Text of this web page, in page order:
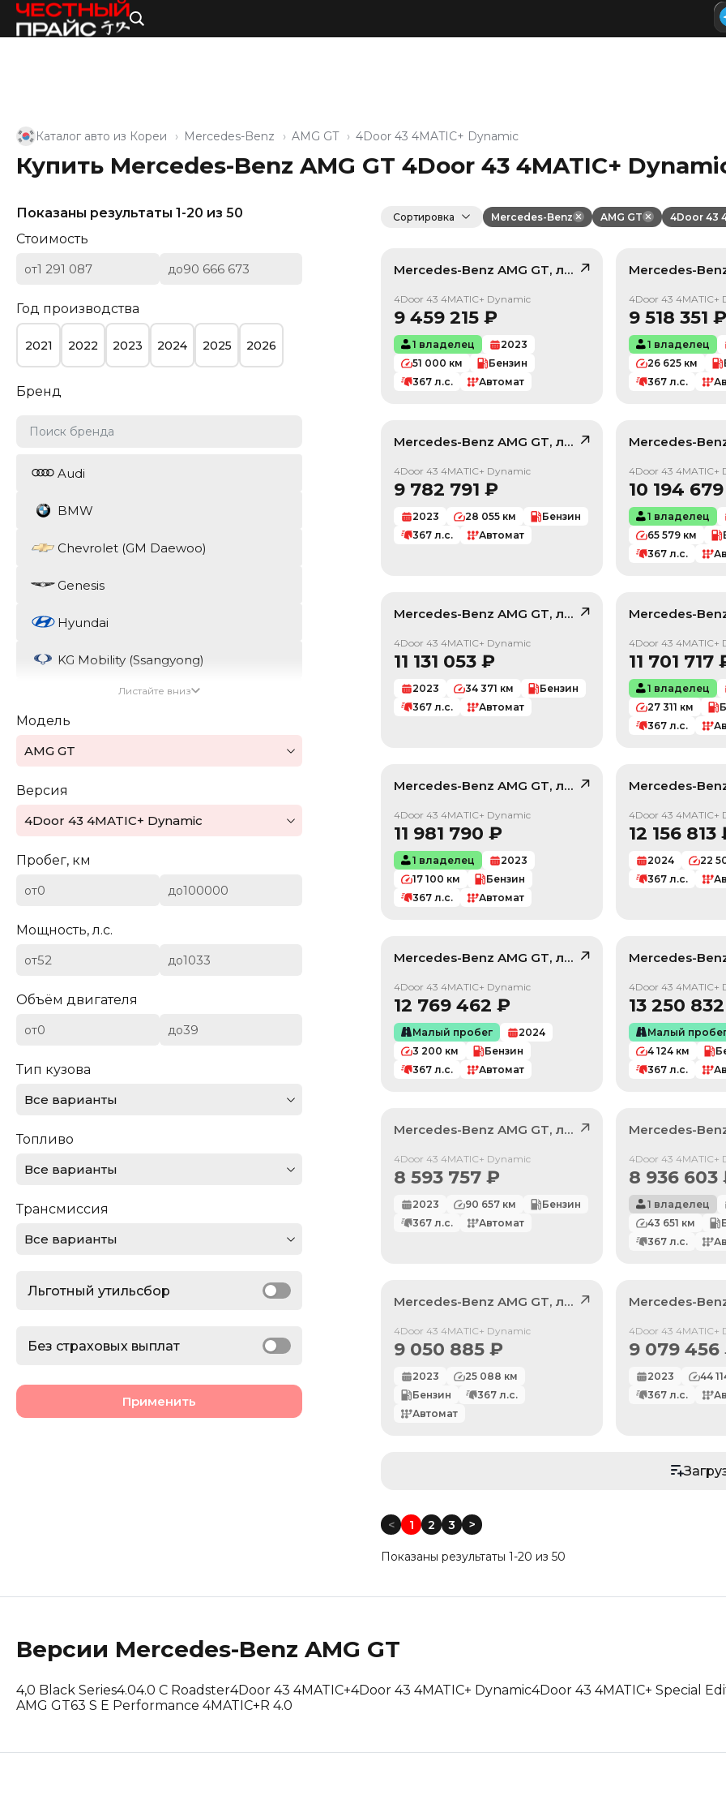
По умолчанию
Цена: Дешевле
Пробег: Меньше
По дате: Новые
Показаны результаты 1-20 из 50
Стоимость
от до
Год производства
2021 2022 2023 2024 2025 2026
Льготный утильсбор
Бренд
Audi
BMW
Chevrolet (GM Daewoo)
Genesis
Hyundai
KG Mobility (Ssangyong)
Chevrolet
Dodge
Ferrari
Ford
Jeep
Renault Korea (Samsung)
Листайте вниз
Модель
AMG GT
Версия
4Door 43 4MATIC+ Dynamic
Пробег, км
от до
Мощность, л.с.
от до
Объём двигателя
от до
Тип кузова
Все варианты
Топливо
Все варианты
Трансмиссия
Все варианты
Без страховых выплат
Применить
Каталог авто из Кореи Mercedes-Benz AMG GT 4Door 43 4MATIC+ Dynamic
Купить Mercedes-Benz AMG GT 4Door 43 4MATIC+
Сортировка Mercedes-Benz AMG GT 4Door 43
Mercedes-Benz AMG GT, лот 42414803
/ 4
4Door 43 4MATIC+ Dynamic
9 459 215 ₽
1 владелец
2023
51 000 км
Бензин
367 л.с. Автомат
Mercedes-
4Door 43 4MATIC+
9 518 351 ₽
1 владелец
26 625км
367л.с.
Mercedes-Benz AMG GT, лот 42232595
/ 10
4Door 43 4MATIC+ Dynamic
9 782 791 ₽
2023 28 055 км
Бензин
367 л.с. Автомат
Mercedes-
4Door 43 4MATIC+
10 194 679
1 владелец
65 579км
367л.с.
Mercedes-Benz AMG GT, лот 41880369
/ 10
4Door 43 4MATIC+ Dynamic
11 131 053 ₽
2023 34 371 км
Бензин
367 л.с. Автомат
Mercedes-
4Door 43 4MATIC+
11 701 717
1 владелец
27 311 км
367л.с.
Mercedes-Benz AMG GT, лот 42367819
/ 10
4Door 43 4MATIC+ Dynamic
11 981 790 ₽
1 владелец
2023
17 100 км
Бензин
367 л.с. Автомат
Mercedes-
4Door 43 4MATIC+
12 156 813
2024 22
367л.с.
Mercedes-Benz AMG GT, лот 42097263
/ 10
4Door 43 4MATIC+ Dynamic
12 769 462 ₽
Малый пробег
2024
3 200 км
Бензин
367 л.с. Автомат
Mercedes-
4Door 43 4MATIC+
13 250 832
Малый
4 124км
367л.с.
Mercedes-Benz AMG GT, лот 41544760
Продан
4Door 43 4MATIC+ Dynamic
8 593 757 ₽
2023 90 657 км
Бензин
367 л.с. Автомат
Mercedes-
Продан
4Door 43 4MATIC+
8 936 603
1 владелец
43 651 км
367л.с.
Mercedes-Benz AMG GT, лот 42081819
Продан
4Door 43 4MATIC+ Dynamic
9 050 885 ₽
2023 25 088 км
Бензин
367 л.с.
Автомат
Mercedes-
Продан
4Door 43 4MATIC+
9 079 456
2023 44
367л.с.
< 1 2 3 <
Показаны результаты 1-20 из 50
Версии Mercedes-Benz AMG GT
4,0 Black Series4.04.0 C Roadster4Door 43 4MATIC+4Door 43 4MATIC+ Dynamic4Door 43 4MATIC+ Special
AMG GT63 S E Performance 4MATIC+R 4.0